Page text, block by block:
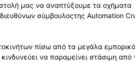
μας να αναπτύξουμε τα οχήματα
σύμβουλοςτης Automation
πίσω από τα μεγάλα εμπορικά
να παραμείνει στάσιμη από